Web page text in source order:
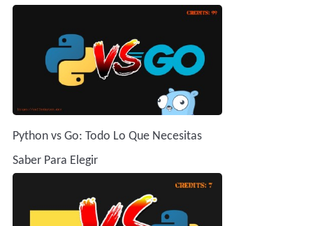
Python vs Go: Todo Lo Que Necesitas
Saber Para Elegir